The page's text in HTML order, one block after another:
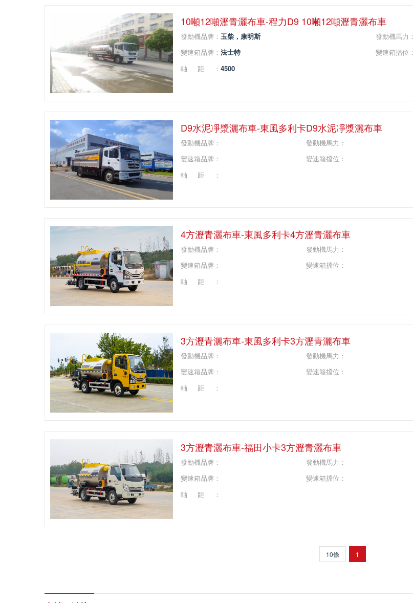
10噸12噸瀝青灑布車-程力D9 10噸12噸瀝青灑布車
發動機品牌： 玉柴，康明斯 發動機馬力：
變速箱品牌： 法士特 變速箱擋位：
軸距： 4500
D9水泥凈漿灑布車-東風多利卡D9水泥凈漿灑布車
發動機品牌：
發動機馬力：
變速箱品牌：
變速箱擋位：
軸距：
4方瀝青灑布車-東風多利卡4方瀝青灑布車
發動機品牌：
發動機馬力：
變速箱品牌：
變速箱擋位：
軸距：
3方瀝青灑布車-東風多利卡3方瀝青灑布車
發動機品牌：
發動機馬力：
變速箱品牌：
變速箱擋位：
軸距：
3方瀝青灑布車-福田小卡3方瀝青灑布車
發動機品牌：
發動機馬力：
變速箱品牌：
變速箱擋位：
軸距：
10條 1